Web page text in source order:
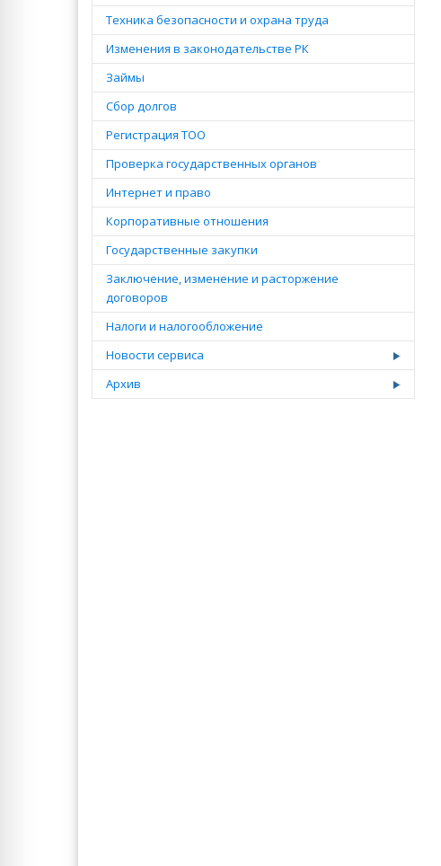
Техника безопасности и охрана труда
Изменения в законодательстве РК
Займы
Сбор долгов
Регистрация ТОО
Проверка государственных органов
Интернет и право
Корпоративные отношения
Государственные закупки
Заключение, изменение и расторжение
договоров
Налоги и налогообложение
Новости сервиса
Архив